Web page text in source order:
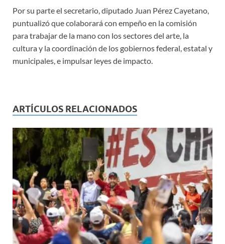
Por su parte el secretario, diputado Juan Pérez Cayetano,
puntualizó que colaborará con empeño en la comisión
para trabajar de la mano con los sectores del arte, la
cultura y la coordinación de los gobiernos federal, estatal y
municipales, e impulsar leyes de impacto.
ARTÍCULOS RELACIONADOS